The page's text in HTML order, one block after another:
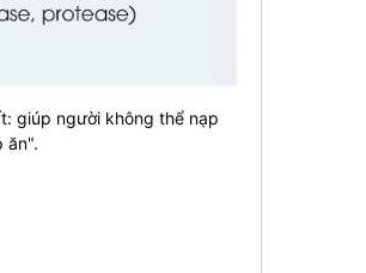
giúp người không thể nạp
ăn".